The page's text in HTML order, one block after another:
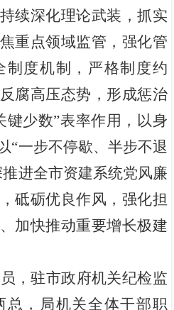
续深化理论武装，抓实
重点领域监管，强化管
制度机制，严格制度约
腐高压态势，形成惩治
键少数”表率作用，以身
“一步不停歇、半步不退
进全市资建系统党风廉
砥砺优良作风，强化担
加快推动重要增长极建
驻市政府机关纪检监
总，局机关全体干部职